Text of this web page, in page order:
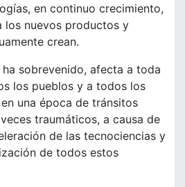
en continuo crecimiento,
los nuevos productos y
crean.
sobrevenido, afecta a toda
los pueblos y a todos los
una época de tránsitos
traumáticos, a causa de
de las tecnociencias y
de todos estos